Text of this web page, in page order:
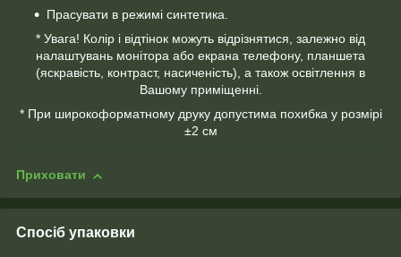
Прасувати в режимі синтетика.
* Увага! Колір і відтінок можуть відрізнятися, залежно від
налаштувань монітора або екрана телефону, планшета
(яскравість, контраст, насиченість), а також освітлення в
Вашому приміщенні.
* При широкоформатному друку допустима похибка у розмірі
±2 см
Приховати
Спосіб упаковки